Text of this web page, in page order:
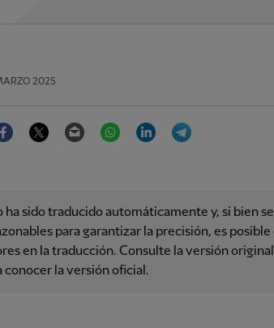
2025
FacebookTwitter Email WhatsAppLinkedIn
ha sido traducido automáticamente y, si bien
para garantizar la precisión, es
en la traducción. Consulte la versión original
conocer la versión oficial.